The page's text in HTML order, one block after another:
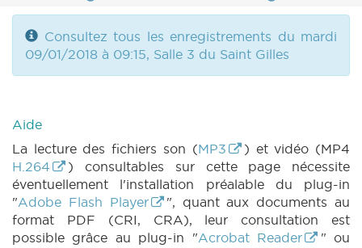
Consultez tous les enregistrements du mardi
09/01/2018 à 09:15, Salle 3 du Saint Gilles
Aide
La lecture des fichiers son (MP3
) et vidéo (MP4
H.264
) consultables sur cette page nécessite
éventuellement l'installation préalable du plug-in
"Adobe Flash Player
", quant aux documents au
format PDF (CRI, CRA), leur consultation est
possible grâce au plug-in "Acrobat Reader
" ou